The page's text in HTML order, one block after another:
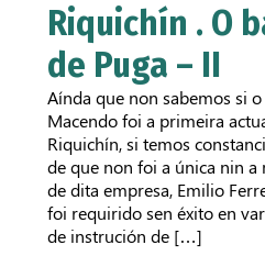
Riquichín . O
de Puga – II
Aínda que non sabemos si
Macendo foi a primeira
Riquichín, si temos
de que non foi a única nin a
de dita empresa, Emilio
foi requirido sen éxito en
de instrución de […]